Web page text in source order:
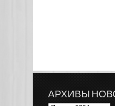
АРХИВЫ